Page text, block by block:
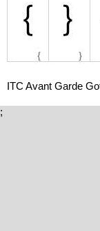
ITC Avant Garde
;